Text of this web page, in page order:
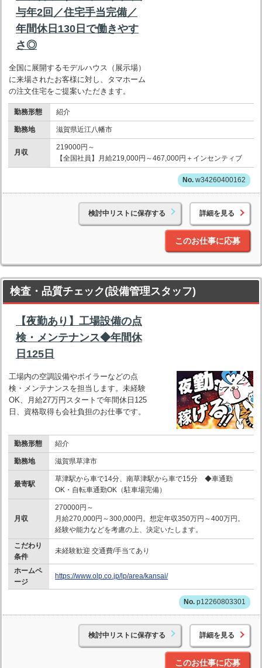
与年2回／住宅手当完備／
年間休日130日で働きやす
さ◎
全国に展開するモデルハウス（展示場）
に来場されたお客様に対し、タマホーム
の注文住宅をご提案いただきます。
勤務形態 紹介
勤務地 滋賀県近江八幡市
月収
219000円～
【全国社員】月給219,000円～467,000円＋インセンティブ
w34260400162
検討中リストに保存する 詳細を見る
このお仕事に応募
検査・品質チェック(設備管理スタッフ)
【夜勤あり】工場設備の点
検・メンテナンス◆年間休
日125日
工場内の空調設備やボイラーなどの点
検・メンテナンスを担当します。未経験
OK、月給27万円スタートで年間休日125
日、資格取得も会社負担のお仕事です。
勤務形態 紹介
勤務地 滋賀県草津市
最寄駅
草津駅から車で14分、南草津駅から車で15分 ◆車通勤
OK・自転車通勤OK（駐車場完備）
月収
270000円～
月給270,000円～300,000円。想定年収350万円～400万円。
経験や能力などを考慮の上、決定いたします。
こだわり
条件
未経験歓迎 交通費/手当てあり
ホームペ
ージ
https://www.olp.co.jp/lp/area/kansai/
p12260803301
検討中リストに保存する 詳細を見る
このお仕事に応募